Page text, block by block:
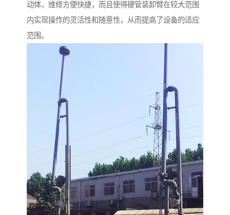
动体，维修方便快捷，而且使得硬管装卸臂在较大范围
内实现操作的灵活性和随意性，从而提高了设备的适应
范围。